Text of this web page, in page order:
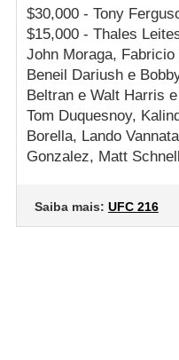
$30,000 - Tony
$15,000 - Thales
John Moraga,
Beneil Dariush e
Beltran e Walt Harris
Tom Duquesnoy,
Borella, Lando
Gonzalez, Matt
Saiba mais: UFC 216